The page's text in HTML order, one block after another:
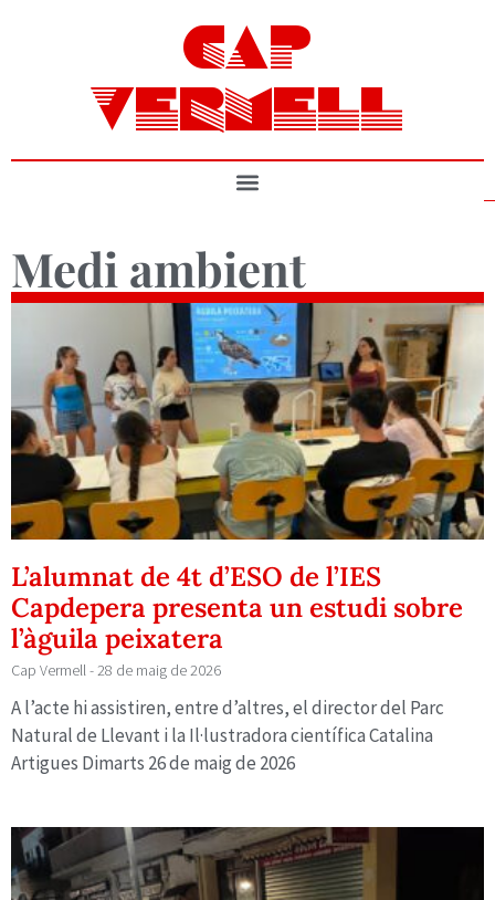
CAP
VERMELL
Medi ambient
L’alumnat de 4t d’ESO de l’IES
Capdepera presenta un estudi sobre
l’àguila peixatera
Cap Vermell 28 de maig de 2026
A l’acte hi assistiren, entre d’altres, el director del Parc
Natural de Llevant i la Il·lustradora científica Catalina
Artigues Dimarts 26 de maig de 2026